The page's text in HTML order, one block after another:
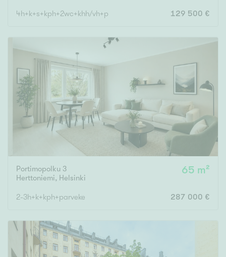
Rakennusvuosi
Uudiskohteet
Vain uudiskohteet Ei uudiskohteita
Arvokohteet
Vain arvokohteet Ei arvokohteita
Kunto
Hyvä
Tyydyttävä
4h+k+s+kph+2wc+khh/vh+p 129 500 €
Portimopolku 3
Herttoniemi, Helsinki
65 m²
2-3h+k+kph+parveke 287 000 €